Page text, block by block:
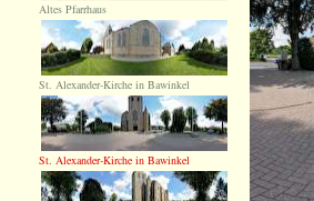
Altes Pfarrhaus
St. Alexander-Kirche in Bawinkel
St. Alexander-Kirche in Bawinkel